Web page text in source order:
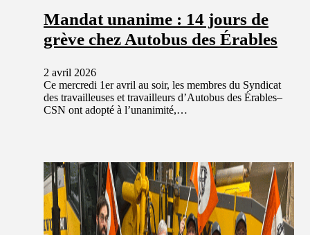
Mandat unanime : 14 jours de
grève chez Autobus des Érables
2 avril 2026
Ce mercredi 1er avril au soir, les membres du Syndicat
des travailleuses et travailleurs d’Autobus des Érables–
CSN ont adopté à l’unanimité,…